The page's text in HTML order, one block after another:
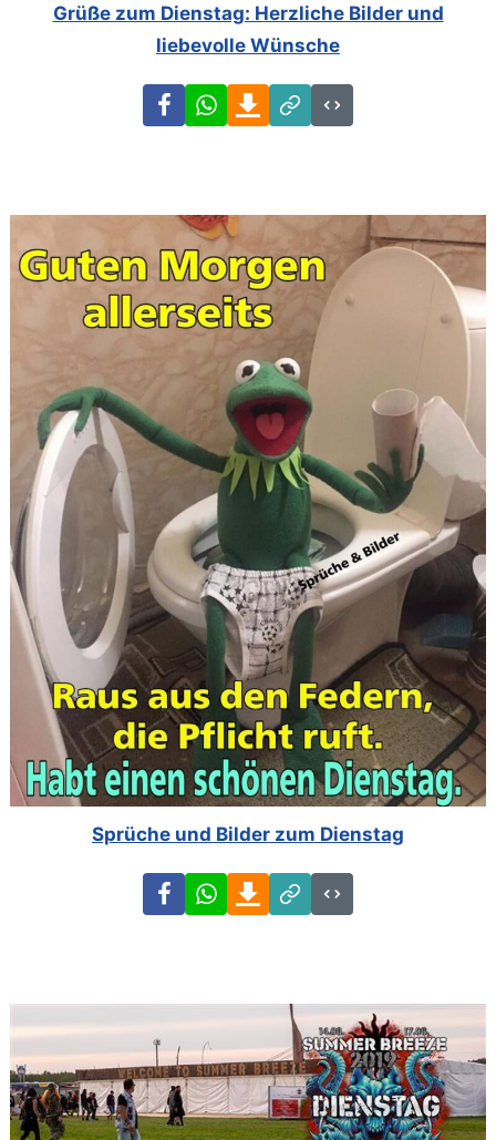
Grüße zum Dienstag: Herzliche Bilder und
liebevolle Wünsche
FacebookWhatsAppDownload
Link
Code
Sprüche und Bilder zum Dienstag
FacebookWhatsAppDownload
Link
Code